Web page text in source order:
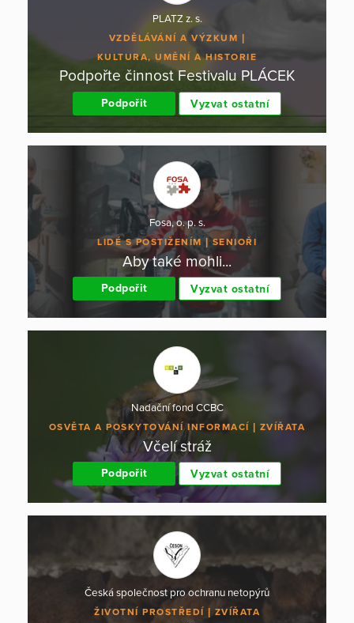
PLATZ z. s.
VZDĚLÁVÁNÍ A VÝZKUM
KULTURA, UMĚNÍ A HISTORIE
Podpořte činnost Festivalu PLÁCEK
Podpořit Vyzvat ostatní
Fosa, o. p. s.
LIDÉ S POSTIŽENÍM SENIOŘI
Aby také mohli...
Podpořit Vyzvat ostatní
Nadační fond CCBC
OSVĚTA A POSKYTOVÁNÍ INFORMACÍ ZVÍŘATA
Včelí stráž
Podpořit Vyzvat ostatní
Česká společnost pro ochranu netopýrů
ŽIVOTNÍ PROSTŘEDÍ ZVÍŘATA